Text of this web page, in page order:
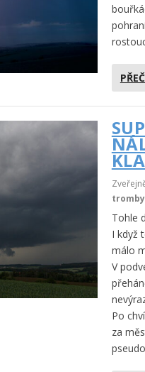
tromby
Tohle
I když
málo
V
Po
za